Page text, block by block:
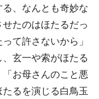
、なんとも奇妙な
たのはほたるだっ
て許さないから」
玄一や索がほたる
お母さんのこと悪
るを演じる白鳥玉